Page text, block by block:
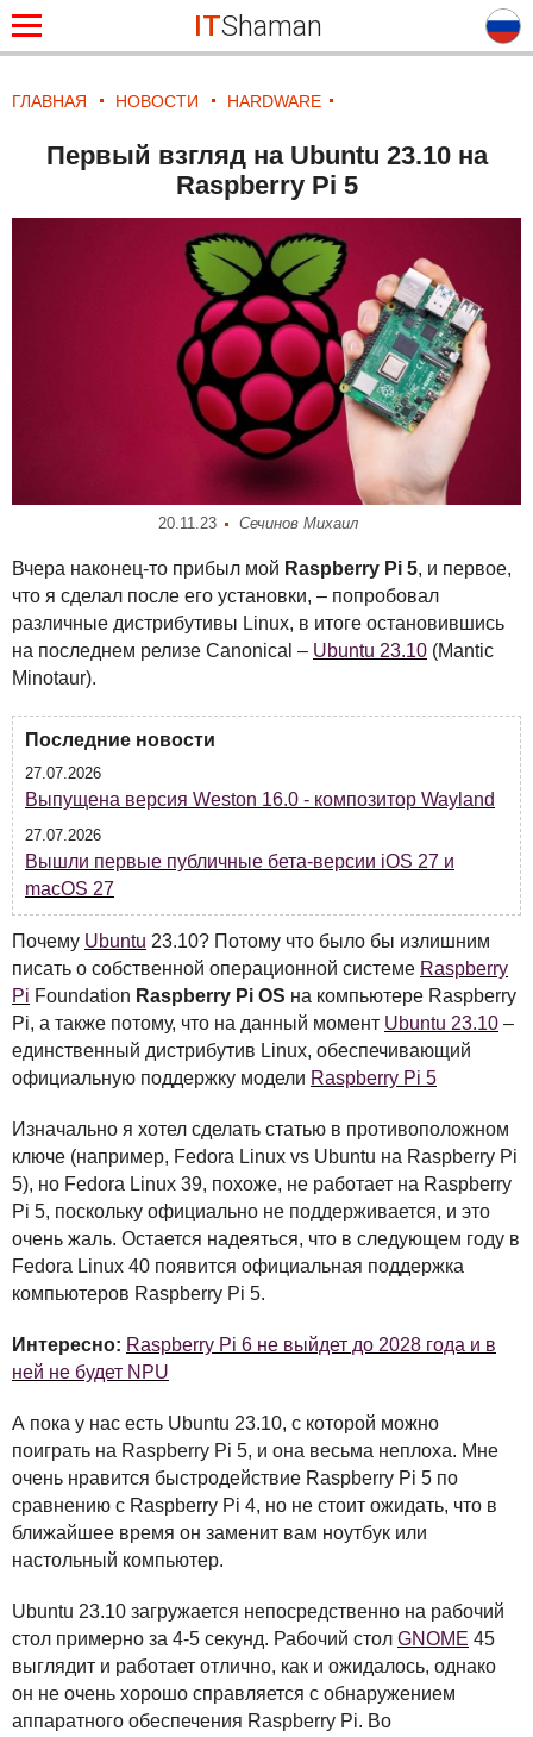
ITShaman
ГЛАВНАЯ НОВОСТИ HARDWARE
Первый взгляд на Ubuntu 23.10 на
Raspberry Pi 5
20.11.23 Сечинов Михаил
Вчера наконец-то прибыл мой Raspberry Pi 5, и первое,
что я сделал после его установки, – попробовал
различные дистрибутивы Linux, в итоге остановившись
на последнем релизе Canonical – Ubuntu 23.10 (Mantic
Minotaur).
Последние новости
27.07.2026
Выпущена версия Weston 16.0 - композитор Wayland
27.07.2026
Вышли первые публичные бета-версии iOS 27 и
macOS 27
Почему Ubuntu 23.10? Потому что было бы излишним
писать о собственной операционной системе Raspberry
Pi Foundation Raspberry Pi OS на компьютере Raspberry
Pi, а также потому, что на данный момент Ubuntu 23.10 –
единственный дистрибутив Linux, обеспечивающий
официальную поддержку модели Raspberry Pi 5
Изначально я хотел сделать статью в противоположном
ключе (например, Fedora Linux vs Ubuntu на Raspberry Pi
5), но Fedora Linux 39, похоже, не работает на Raspberry
Pi 5, поскольку официально не поддерживается, и это
очень жаль. Остается надеяться, что в следующем году в
Fedora Linux 40 появится официальная поддержка
компьютеров Raspberry Pi 5.
Интересно: Raspberry Pi 6 не выйдет до 2028 года и в
ней не будет NPU
А пока у нас есть Ubuntu 23.10, с которой можно
поиграть на Raspberry Pi 5, и она весьма неплоха. Мне
очень нравится быстродействие Raspberry Pi 5 по
сравнению с Raspberry Pi 4, но не стоит ожидать, что в
ближайшее время он заменит вам ноутбук или
настольный компьютер.
Ubuntu 23.10 загружается непосредственно на рабочий
стол примерно за 4-5 секунд. Рабочий стол GNOME 45
выглядит и работает отлично, как и ожидалось, однако
он не очень хорошо справляется с обнаружением
аппаратного обеспечения Raspberry Pi. Во